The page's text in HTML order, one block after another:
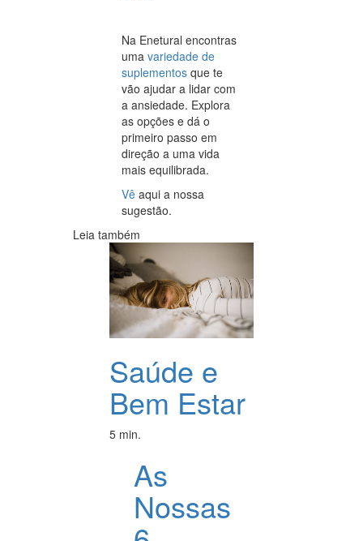
Na Enetural encontras
uma variedade de
suplementos que te
vão ajudar a lidar com
a ansiedade. Explora
as opções e dá o
primeiro passo em
direção a uma vida
mais equilibrada.
Vê aqui a nossa
sugestão.
Leia também
Saúde e
Bem Estar
5 min.
As
Nossas